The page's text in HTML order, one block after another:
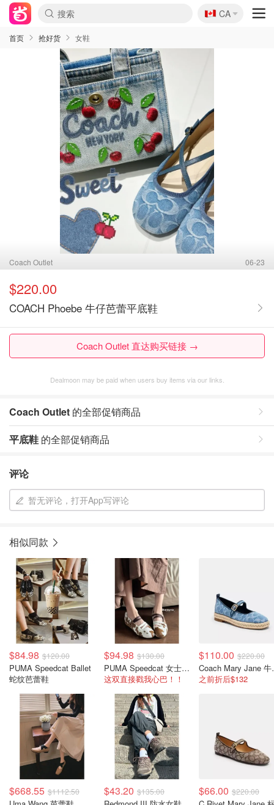
🇨🇦
CA
首页 抢好货 女鞋
Coach Outlet 06-23
$220.00
COACH Phoebe 牛仔芭蕾平底鞋
Coach Outlet 直达购买链接 →
Dealmoon may be paid when users buy items via our links.
Coach Outlet 的全部促销商品
平底鞋 的全部促销商品
评论
暂无评论，打开App写评论
相似同款
$84.98 $120.00
PUMA Speedcat Ballet
蛇纹芭蕾鞋
$94.98 $130.00
PUMA Speedcat 女士奶牛纹芭蕾鞋
这双直接戳我心巴！！
$110.00 $220.00
之前折后$132
$668.55 $1112.50 $43.20 $135.00 $66.00 $220.00